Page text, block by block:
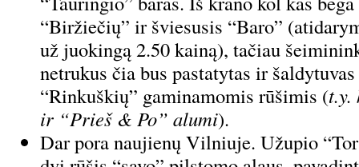
“Biržiečių” ir šviesusis “Baro”
už juokingą 2.50 kainą), tačiau
netrukus čia bus pastatytas ir
“Rinkuškių” gaminamomis rūšimis (t.y.
ir “Prieš & Po” alumi).
Dar pora naujienų Vilniuje. Užupio